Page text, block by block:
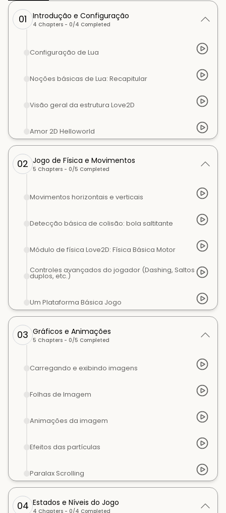
01 Introdução e Configuração
4 Chapters - 0/4 Completed
Configuração de Lua
Noções básicas de Lua: Recapitular
Visão geral da estrutura Love2D
Amor 2D Helloworld
02 Jogo de Física e Movimentos
5 Chapters - 0/5 Completed
Movimentos horizontais e verticais
Detecção básica de colisão: bola saltitante
Módulo de física Love2D: Física Básica Motor
Controles avançados do jogador (Dashing, Saltos
duplos, etc.)
Um Plataforma Básica Jogo
03 Gráficos e Animações
5 Chapters - 0/5 Completed
Carregando e exibindo imagens
Folhas de Imagem
Animações da imagem
Efeitos das partículas
Paralax Scrolling
04 Estados e Níveis do Jogo
4 Chapters - 0/4 Completed